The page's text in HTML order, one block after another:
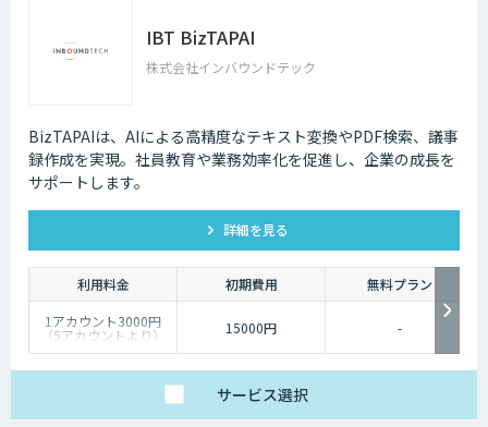
IBT BizTAPAI
株式会社インバウンドテック
BizTAPAIは、AIによる高精度なテキスト変換やPDF検索、議事
録作成を実現。社員教育や業務効率化を促進し、企業の成長を
サポートします。
詳細を見る
利用料金 初期費用
無料プラン
1アカウント3000円
（5アカウントより） 15000円 -
サービス選択